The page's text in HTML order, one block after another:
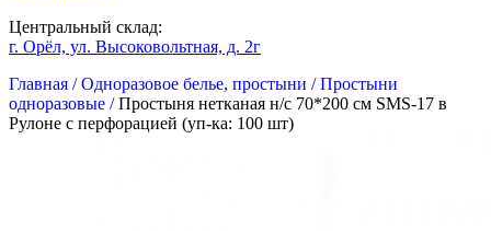
Центральный склад:
г. Орёл, ул. Высоковольтная, д. 2г
Главная /Одноразовое белье, простыни /Простыни
одноразовые /Простыня нетканая н/с 70*200 см SMS-17 в
Рулоне с перфорацией (уп-ка: 100 шт)